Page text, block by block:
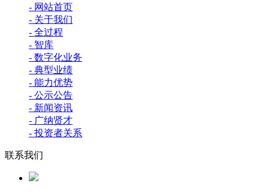
- 网站首页
- 关于我们
- 全过程
- 智库
- 数字化业务
- 典型业绩
- 能力优势
- 公示公告
- 新闻资讯
- 广纳贤才
- 投资者关系
联系我们